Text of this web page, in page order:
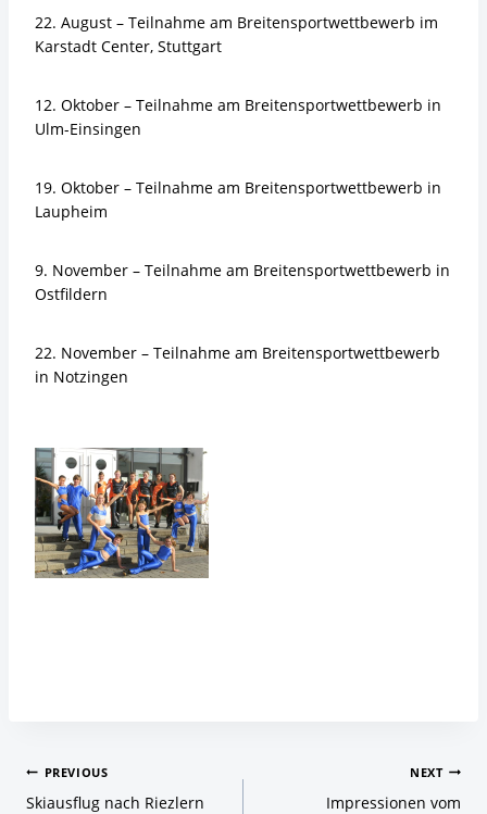
22. August – Teilnahme am Breitensportwettbewerb im
Karstadt Center, Stuttgart
12. Oktober – Teilnahme am Breitensportwettbewerb in
Ulm-Einsingen
19. Oktober – Teilnahme am Breitensportwettbewerb in
Laupheim
9. November – Teilnahme am Breitensportwettbewerb in
Ostfildern
22. November – Teilnahme am Breitensportwettbewerb
in Notzingen
Beitragsnavigation
PREVIOUS
Skiausflug nach Riezlern
NEXT
Impressionen vom